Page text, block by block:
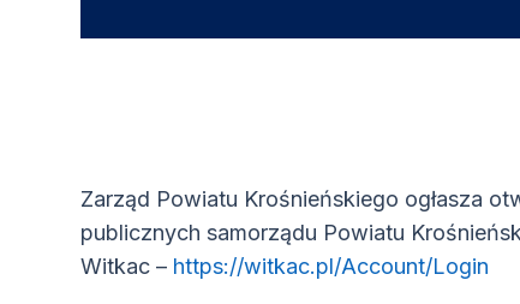
Zarząd Powiatu Krośnieńskiego ogłasza
publicznych samorządu Powiatu
Witkac – https://witkac.pl/Account/Login